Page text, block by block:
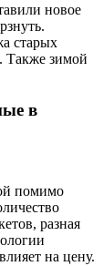
новое
старых
Также зимой
в
помимо
разная
на цену.